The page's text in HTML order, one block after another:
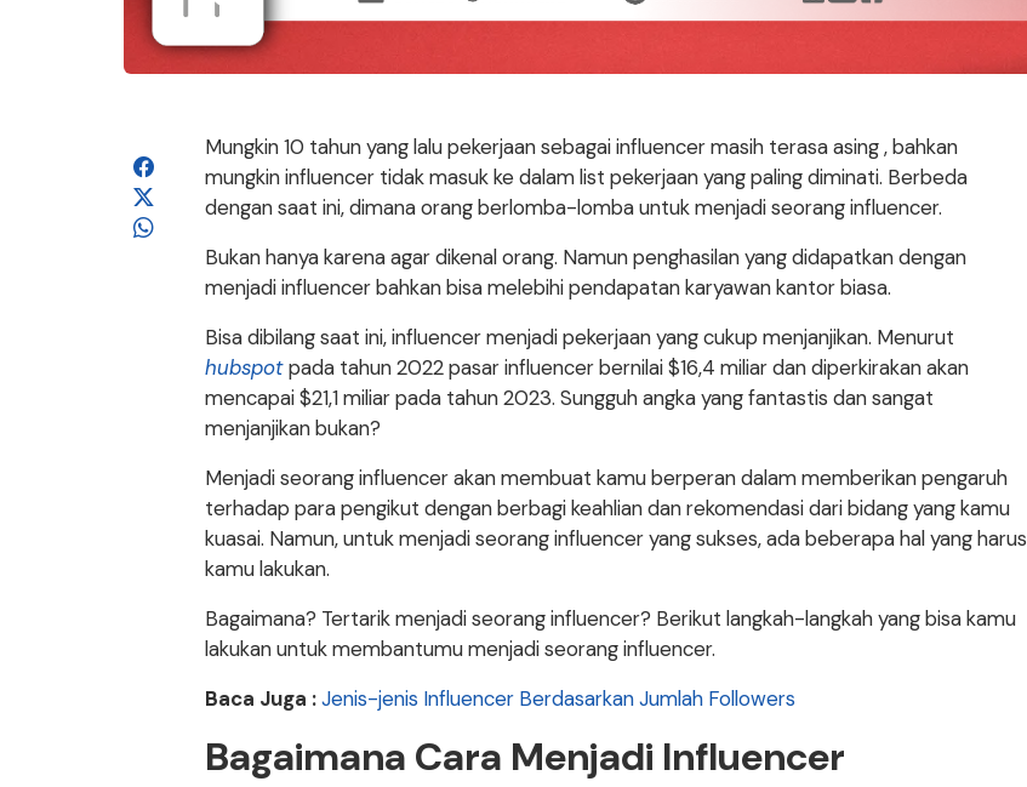
Mungkin 10 tahun yang lalu pekerjaan sebagai influencer masih terasa asing , bahkan
mungkin influencer tidak masuk ke dalam list pekerjaan yang paling diminati. Berbeda
dengan saat ini, dimana orang berlomba-lomba untuk menjadi seorang influencer.
Bukan hanya karena agar dikenal orang. Namun penghasilan yang didapatkan dengan
menjadi influencer bahkan bisa melebihi pendapatan karyawan kantor biasa.
Bisa dibilang saat ini, influencer menjadi pekerjaan yang cukup menjanjikan. Menurut
hubspotpada tahun 2022 pasar influencer bernilai $16,4 miliar dan diperkirakan akan
mencapai $21,1 miliar pada tahun 2023. Sungguh angka yang fantastis dan sangat
menjanjikan bukan?
Menjadi seorang influencer akan membuat kamu berperan dalam memberikan pengaruh
terhadap para pengikut dengan berbagi keahlian dan rekomendasi dari bidang yang kamu
kuasai. Namun, untuk menjadi seorang influencer yang sukses, ada beberapa hal yang harus
kamu lakukan.
Bagaimana? Tertarik menjadi seorang influencer? Berikut langkah-langkah yang bisa kamu
lakukan untuk membantumu menjadi seorang influencer.
Baca Juga :Jenis-jenis Influencer Berdasarkan Jumlah Followers
Bagaimana Cara Menjadi Influencer